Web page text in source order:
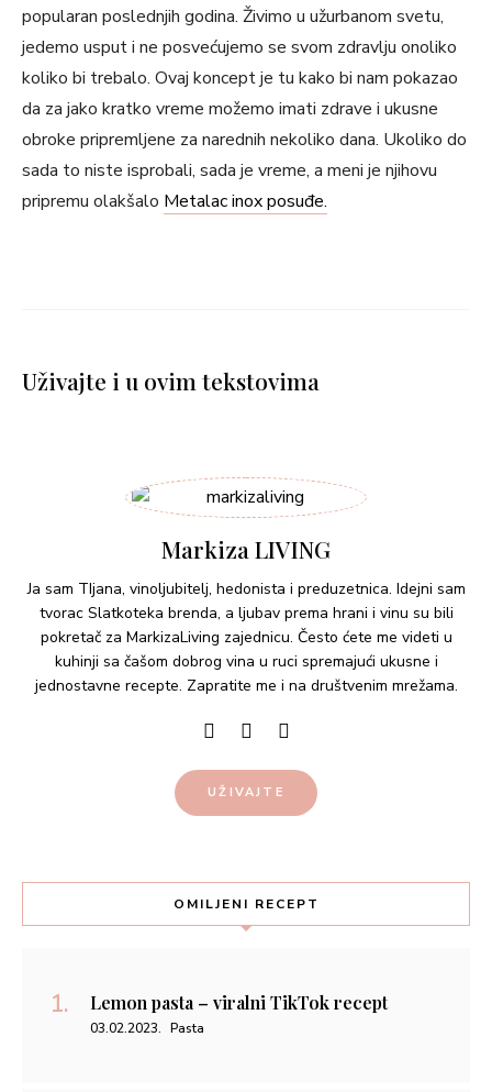
popularan poslednjih godina. Živimo u užurbanom svetu,
jedemo usput i ne posvećujemo se svom zdravlju onoliko
koliko bi trebalo. Ovaj koncept je tu kako bi nam pokazao
da za jako kratko vreme možemo imati zdrave i ukusne
obroke pripremljene za narednih nekoliko dana. Ukoliko do
sada to niste isprobali, sada je vreme, a meni je njihovu
pripremu olakšalo Metalac inox posuđe.
Uživajte i u ovim tekstovima
Markiza LIVING
Ja sam TIjana, vinoljubitelj, hedonista i preduzetnica. Idejni sam
tvorac Slatkoteka brenda, a ljubav prema hrani i vinu su bili
pokretač za MarkizaLiving zajednicu. Često ćete me videti u
kuhinji sa čašom dobrog vina u ruci spremajući ukusne i
jednostavne recepte. Zapratite me i na društvenim mrežama.
UŽIVAJTE
OMILJENI RECEPT
Lemon pasta – viralni TikTok recept
03.02.2023. Pasta